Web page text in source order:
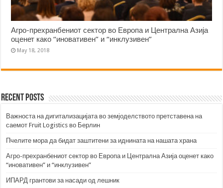
Агро-прехранбениот сектор во Европа и Централна Азија
оценет како “иновативен” и “инклузивен”
May 18, 2018
Recent Posts
Важноста на дигитализацијата во земјоделството претставена на
саемот Fruit Logistics во Берлин
Пчелите мора да бидат заштитени за иднината на нашата храна
Агро-прехранбениот сектор во Европа и Централна Азија оценет како
“иновативен” и “инклузивен”
ИПАРД грантови за насади од лешник